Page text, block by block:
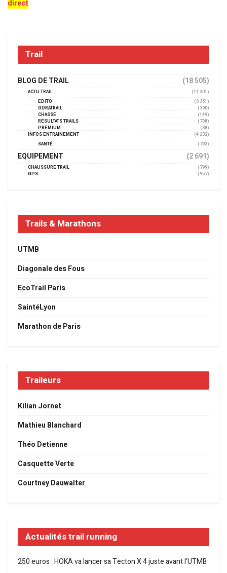
direct
Trail
BLOG DE TRAIL (18 505)
ACTU TRAIL
(14 301)
EDITO
(3 351)
GORATRAIL
(390)
CHASSE
(149)
RÉSULTATS TRAILS
(738)
PREMIUM
(38)
INFOS ENTRAINEMENT
(4 232)
SANTÉ
(793)
EQUIPEMENT (2 691)
CHAUSSURE TRAIL
(799)
GPS
(957)
Trails & Marathons
UTMB
Diagonale des Fous
EcoTrail Paris
SaintéLyon
Marathon de Paris
Traileurs
Kilian Jornet
Mathieu Blanchard
Théo Detienne
Casquette Verte
Courtney Dauwalter
Actualités trail running
250 euros : HOKA va lancer sa Tecton X 4 juste avant l’UTMB